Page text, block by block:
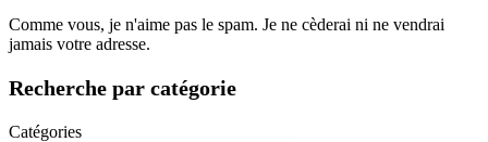
Comme vous, je n'aime pas le spam. Je ne cèderai ni ne vendrai
jamais votre adresse.
Recherche par catégorie
Catégories